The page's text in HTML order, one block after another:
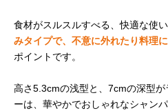
食材がスルスルすべる、快適な使い
みタイプで、不意に外れたり料理
ポイントです。
高さ5.3cmの浅型と、7cmの深型
ーは、華やかでおしゃれなシャン